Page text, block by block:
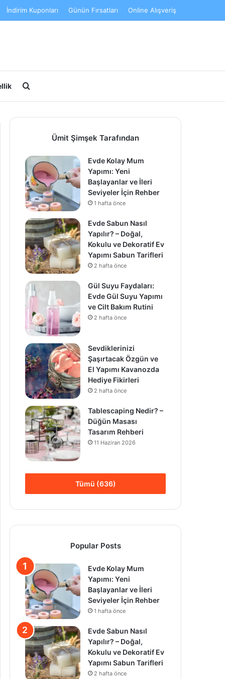
İndirim Kuponları Günün Fırsatları Online Alışveriş
Arama yap ...
Ümit Şimşek Tarafından
Evde Kolay Mum
Yapımı: Yeni
Başlayanlar ve İleri
Seviyeler İçin Rehber
1 hafta önce
Evde Sabun Nasıl
Yapılır? – Doğal,
Kokulu ve Dekoratif Ev
Yapımı Sabun Tarifleri
2 hafta önce
Gül Suyu Faydaları:
Evde Gül Suyu Yapımı
ve Cilt Bakım Rutini
2 hafta önce
Sevdiklerinizi
Şaşırtacak Özgün ve
El Yapımı Kavanozda
Hediye Fikirleri
2 hafta önce
Tablescaping Nedir? –
Düğün Masası
Tasarım Rehberi
11 Haziran 2026
Tümü (636)
Popular Posts
Evde Kolay Mum
Yapımı: Yeni
Başlayanlar ve İleri
Seviyeler İçin Rehber
1 hafta önce
Evde Sabun Nasıl
Yapılır? – Doğal,
Kokulu ve Dekoratif Ev
Yapımı Sabun Tarifleri
2 hafta önce